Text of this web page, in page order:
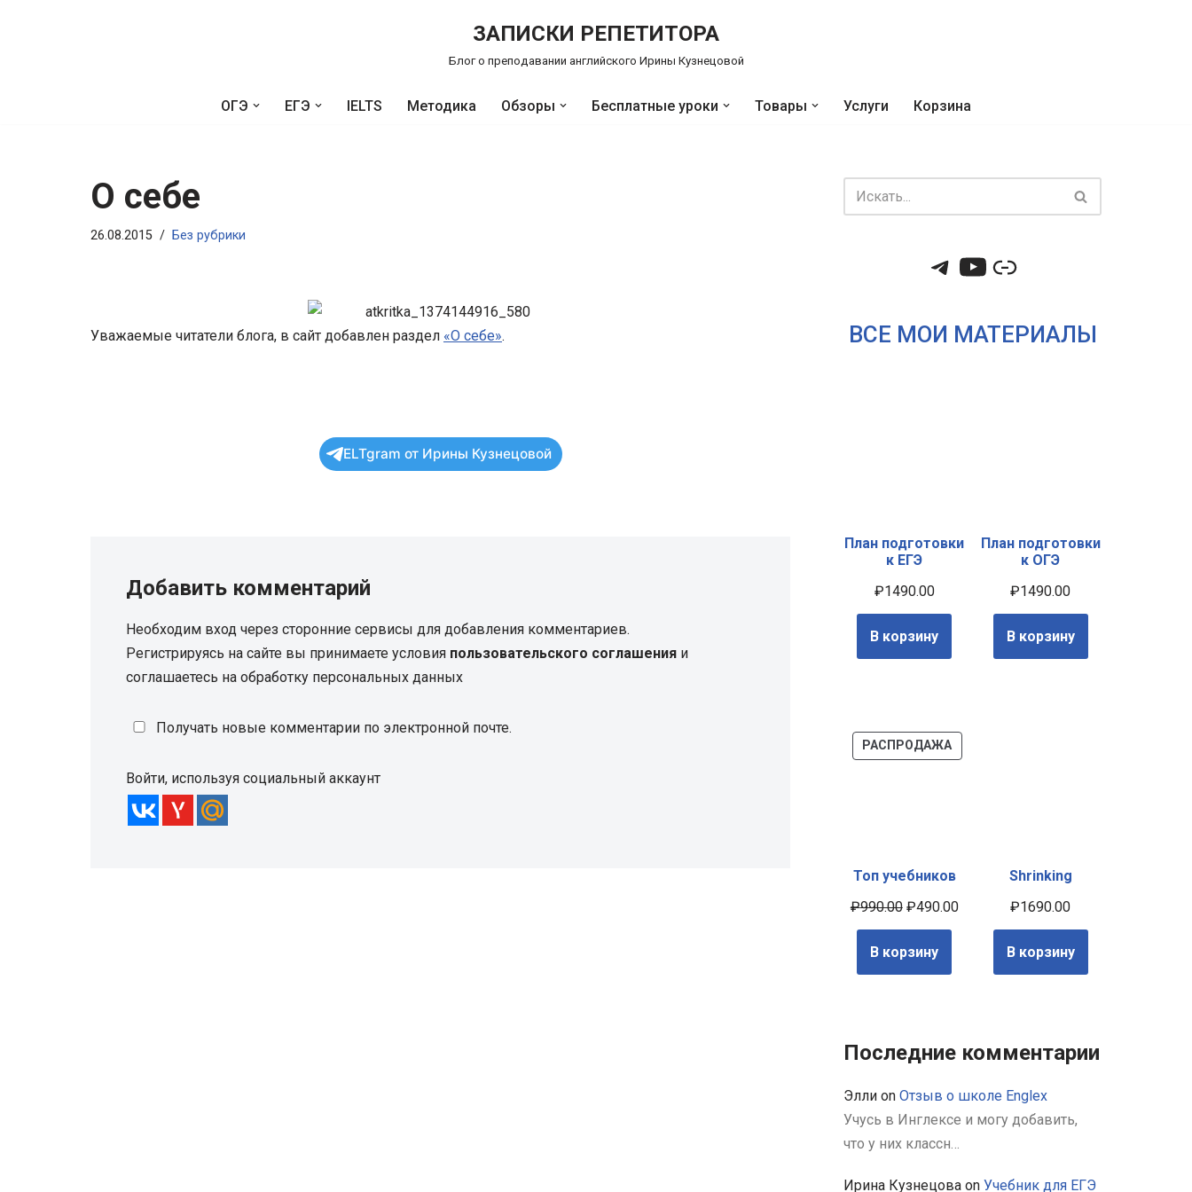
ЗАПИСКИ РЕПЕТИТОРА
Блог о преподавании английского Ирины Кузнецовой
ОГЭ ЕГЭ IELTS Методика Обзоры Бесплатные уроки Товары Услуги Корзина
О себе
26.08.2015 Без рубрики
Уважаемые читатели блога, в сайт добавлен раздел «О себе».
ELTgram от Ирины Кузнецовой
Добавить комментарий
Необходим вход через сторонние сервисы для добавления комментариев.
Регистрируясь на сайте вы принимаете условия пользовательского соглашения и
соглашаетесь на обработку персональных данных
Получать новые комментарии по электронной почте.
Войти, используя социальный аккаунт
ВСЕ МОИ МАТЕРИАЛЫ
План подготовки
к ЕГЭ
₽1490.00
В корзину
План подготовки
к ОГЭ
₽1490.00
В корзину
РАСПРОДАЖА
Топ учебников
₽990.00 ₽490.00
В корзину
Shrinking
₽1690.00
В корзину
Последние комментарии
Элли on Отзыв о школе Englex
Учусь в Инглексе и могу добавить,
что у них классн…
Ирина Кузнецова on Учебник для ЕГЭ